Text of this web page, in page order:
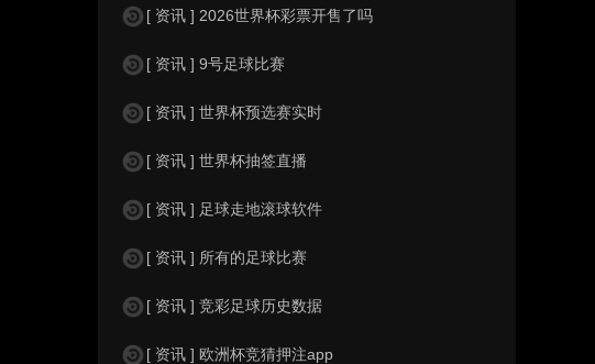
[ 资讯 ] 2026世界杯彩票开售了吗
[ 资讯 ] 9号足球比赛
[ 资讯 ] 世界杯预选赛实时
[ 资讯 ] 世界杯抽签直播
[ 资讯 ] 足球走地滚球软件
[ 资讯 ] 所有的足球比赛
[ 资讯 ] 竞彩足球历史数据
[ 资讯 ] 欧洲杯竞猜押注app